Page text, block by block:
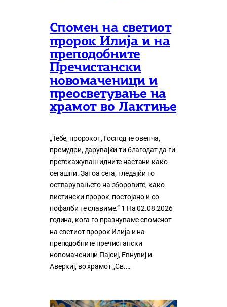
Спомен на светиот
пророк Илија и на
преподобните
Пречистански
новомаченици и
преосветување на
храмот во Лактиње
„Тебе, пророкот, Господ те овенча,
премудри, дарувајќи ти благодат да ги
претскажуваш идните настани како
сегашни. Затоа сега, гледајќи го
остварувањето на зборовите, како
вистински пророк, постојано и со
пофалби те славиме.“ 1 На 02.08.2026
година, кога го празнуваме споменот
на светиот пророк Илија и на
преподобните пречистански
новомаченици Пајсиј, Евнувиј и
Аверкиј, во храмот „Св.…